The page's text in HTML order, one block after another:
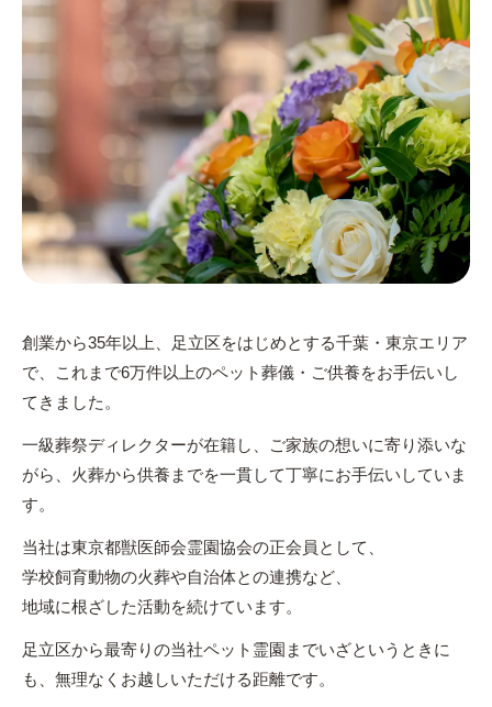
創業から35年以上、足立区をはじめとする千葉・東京エリア
で、これまで6万件以上のペット葬儀・ご供養をお手伝いし
てきました。
一級葬祭ディレクターが在籍し、ご家族の想いに寄り添いな
がら、火葬から供養までを一貫して丁寧にお手伝いしていま
す。
当社は東京都獣医師会霊園協会の正会員として、
学校飼育動物の火葬や自治体との連携など、
地域に根ざした活動を続けています。
足立区から最寄りの当社ペット霊園までいざというときに
も、無理なくお越しいただける距離です。